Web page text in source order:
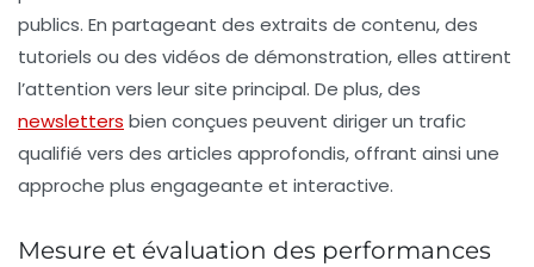
publics. En partageant des extraits de contenu, des
tutoriels ou des vidéos de démonstration, elles attirent
l’attention vers leur site principal. De plus, des
newsletters bien conçues peuvent diriger un trafic
qualifié vers des articles approfondis, offrant ainsi une
approche plus engageante et interactive.
Mesure et évaluation des performances